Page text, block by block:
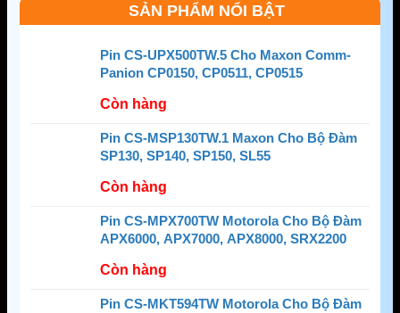
SẢN PHẨM NỔI BẬT
Pin CS-UPX500TW.5 Cho Maxon Comm-
Panion CP0150, CP0511, CP0515
Còn hàng
Pin CS-MSP130TW.1 Maxon Cho Bộ Đàm
SP130, SP140, SP150, SL55
Còn hàng
Pin CS-MPX700TW Motorola Cho Bộ Đàm
APX6000, APX7000, APX8000, SRX2200
Còn hàng
Pin CS-MKT594TW Motorola Cho Bộ Đàm